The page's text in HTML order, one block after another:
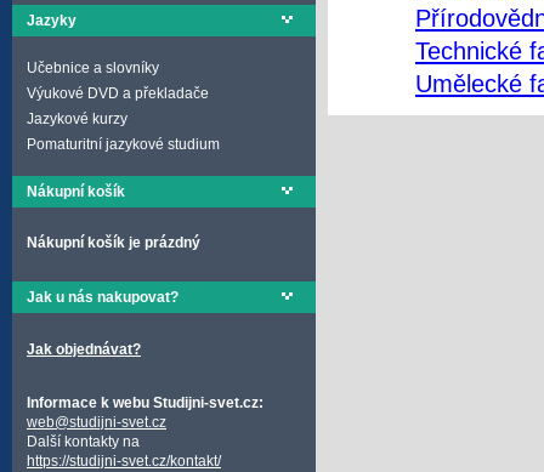
Jazyky
Učebnice a slovníky
Výukové DVD a překladače
Jazykové kurzy
Pomaturitní jazykové studium
Nákupní košík
Nákupní košík je prázdný
Jak u nás nakupovat?
Jak objednávat?
Informace k webu Studijni-svet.cz:
web@studijni-svet.cz
Další kontakty na
https://studijni-svet.cz/kontakt/
Technické
Umělecké